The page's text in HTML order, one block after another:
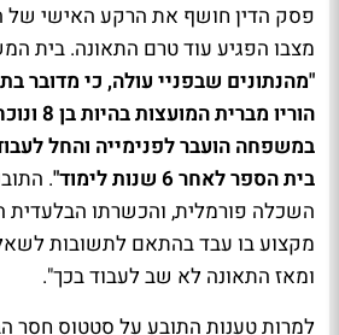
פסק הדין חושף את הרקע האישי של
מצבו הפגיע עוד טרם התאונה. בית
"מהנתונים שבפניי עולה, כי מדובר
הוריו
בית הספר לאחר 6 שנות לימוד"
.
השכלה פורמלית, והכשרתו הבלעדית
ומאז התאונה לא שב לעבוד בכך".
למרות טענות התובע על סטטוס חסר